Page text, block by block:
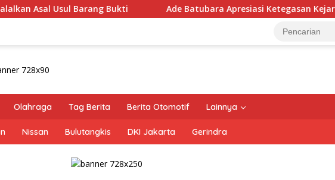
Bukti Ade Batubara Apresiasi Ketegasan Kejari Madina,
Olahraga Tag Berita Berita Otomotif Lainnya
Nissan Bulutangkis DKI Jakarta Gerindra